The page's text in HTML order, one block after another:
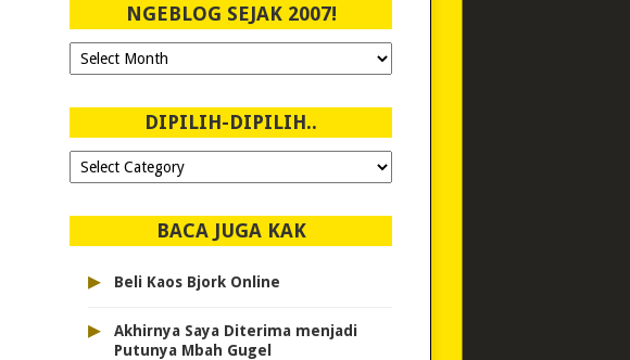
NGEBLOG SEJAK 2007!
Ngeblog
Sejak
DIPILIH-DIPILIH..
Dipilih-
dipilih..
BACA JUGA KAK
▸ Beli Kaos Bjork Online
▸
Akhirnya Saya Diterima menjadi
Putunya Mbah Gugel